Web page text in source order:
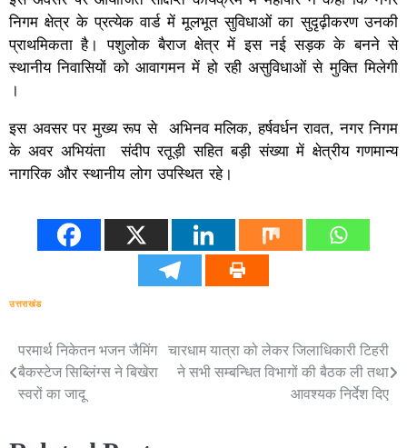
निगम क्षेत्र के प्रत्येक वार्ड में मूलभूत सुविधाओं का सुदृढ़ीकरण उनकी
प्राथमिकता है। पशुलोक बैराज क्षेत्र में इस नई सड़क के बनने से
स्थानीय निवासियों को आवागमन में हो रही असुविधाओं से मुक्ति मिलेगी
।
इस अवसर पर मुख्य रूप से अभिनव मलिक, हर्षवर्धन रावत, नगर निगम
के अवर अभियंता संदीप रतूड़ी सहित बड़ी संख्या में क्षेत्रीय गणमान्य
नागरिक और स्थानीय लोग उपस्थित रहे।
उत्तराखंड
Post
navigation
परमार्थ निकेतन भजन जैमिंग
बैकस्टेज सिब्लिंग्स ने बिखेरा
स्वरों का जादू
चारधाम यात्रा को लेकर जिलाधिकारी टिहरी
ने सभी सम्बन्धित विभागों की बैठक ली तथा
आवश्यक निर्देश दिए